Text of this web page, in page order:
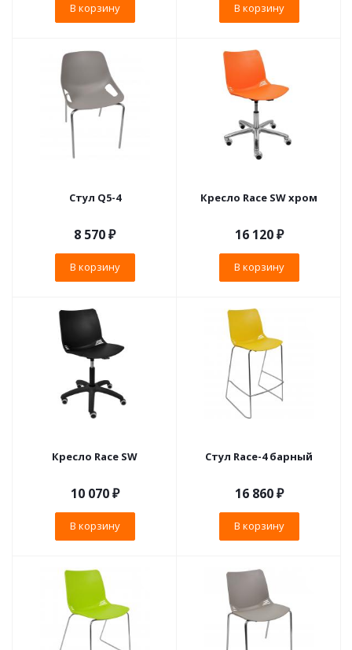
В корзину В корзину
Стул Q5-4
8 570₽
В корзину
Кресло Race SW хром
16 120₽
В корзину
Кресло Race SW
10 070₽
В корзину
Стул Race-4 барный
16 860₽
В корзину